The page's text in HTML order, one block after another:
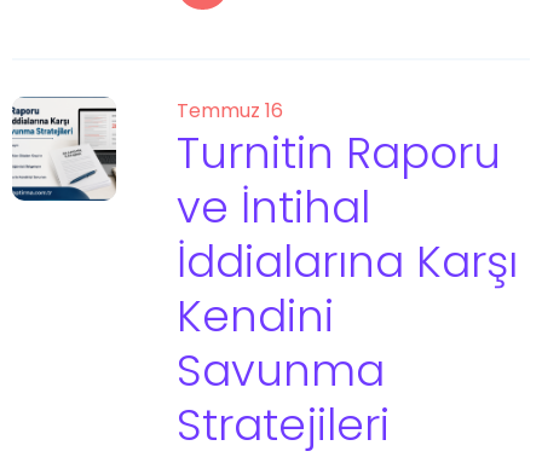
Temmuz 16
Turnitin Raporu
ve İntihal
İddialarına Karşı
Kendini
Savunma
Stratejileri